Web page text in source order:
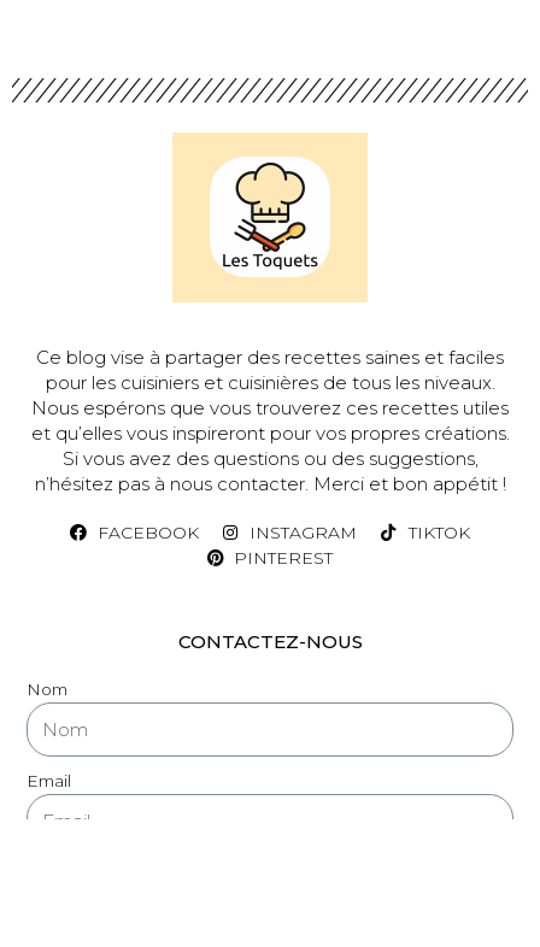
Ce blog vise à partager des recettes saines et faciles
pour les cuisiniers et cuisinières de tous les niveaux.
Nous espérons que vous trouverez ces recettes utiles
et qu’elles vous inspireront pour vos propres créations.
Si vous avez des questions ou des suggestions,
n’hésitez pas à nous contacter. Merci et bon appétit !
FACEBOOK INSTAGRAM
TIKTOK
PINTEREST
CONTACTEZ-NOUS
Nom
Email